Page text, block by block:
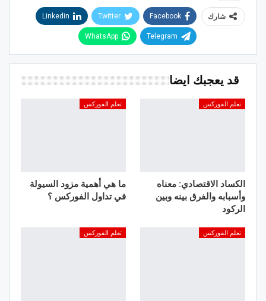
شارك Facebook
Twitter
Linkedin
Telegram
WhatsApp
قد يعجبك ايضا
تعلم الفوركس
الكساد الاقتصادي: معناه
وأسبابه والفرق بينه وبين
الركود
تعلم الفوركس
ما هي أهمية مزود السيولة
في تداول الفوركس ؟
تعلم الفوركس تعلم الفوركس